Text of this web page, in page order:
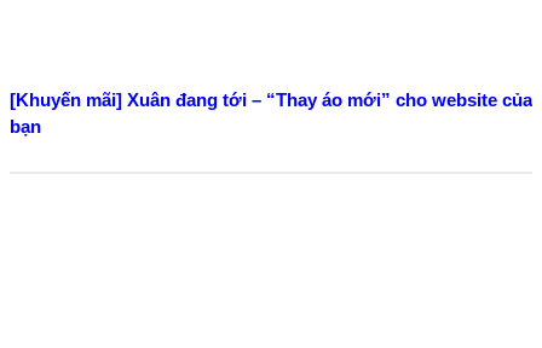
[Khuyến mãi] Xuân đang tới – “Thay áo mới” cho website của
bạn